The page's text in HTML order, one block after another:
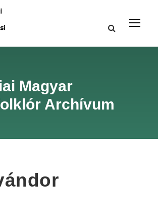
Magyar
Archívum